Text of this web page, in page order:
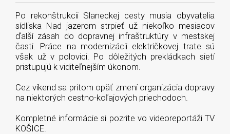
Po rekonštrukcii Slaneckej cesty musia obyvatelia
sídliska Nad jazerom strpieť už niekoľko mesiacov
ďalší zásah do dopravnej infraštruktúry v mestskej
časti. Práce na modernizácii električkovej trate sú
však už v polovici. Po dôležitých prekládkach sietí
pristupujú k viditeľnejším úkonom.
Cez víkend sa pritom opäť zmení organizácia dopravy
na niektorých cestno-koľajových priechodoch.
Kompletné informácie si pozrite vo videoreportáži TV
KOŠICE.